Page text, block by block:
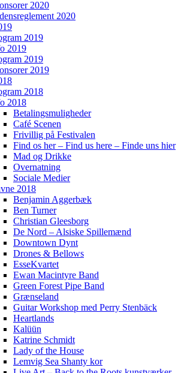
2020
2020
2019
2019
2019
2019
2018
2018
Betalingsmuligheder
Café Scenen
Frivillig på Festivalen
Find os her – Find us here – Finde uns hier
Mad og Drikke
Overnatning
Sociale Medier
2018
Benjamin Aggerbæk
Ben Turner
Christian Gleesborg
De Nord – Alsiske Spillemænd
Downtown Dynt
Drones & Bellows
EsseKvartet
Ewan Macintyre Band
Green Forest Pipe Band
Grænseland
Guitar Workshop med Perry Stenbäck
Heartlands
Kalüün
Katrine Schmidt
Lady of the House
Lemvig Sea Shanty kor